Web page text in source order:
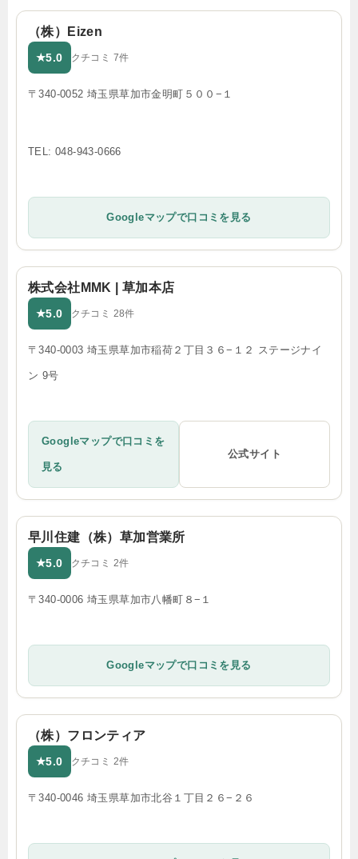
（株）Eizen
★5.0 クチコミ 7件
〒340-0052 埼玉県草加市金明町５００−１
TEL: 048-943-0666
Googleマップで口コミを見る
株式会社MMK | 草加本店
★5.0 クチコミ 28件
〒340-0003 埼玉県草加市稲荷２丁目３６−１２ ステージナイ
ン 9号
Googleマップで口コミを
見る
公式サイト
早川住建（株）草加営業所
★5.0 クチコミ 2件
〒340-0006 埼玉県草加市八幡町８−１
Googleマップで口コミを見る
（株）フロンティア
★5.0 クチコミ 2件
〒340-0046 埼玉県草加市北谷１丁目２６−２６